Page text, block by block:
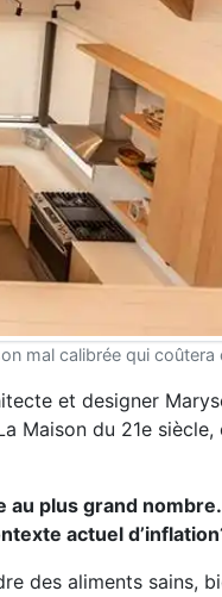
mal calibrée qui coûtera
et designer
Maison du 21e siècle,
plus grand
actuel
des aliments sains,